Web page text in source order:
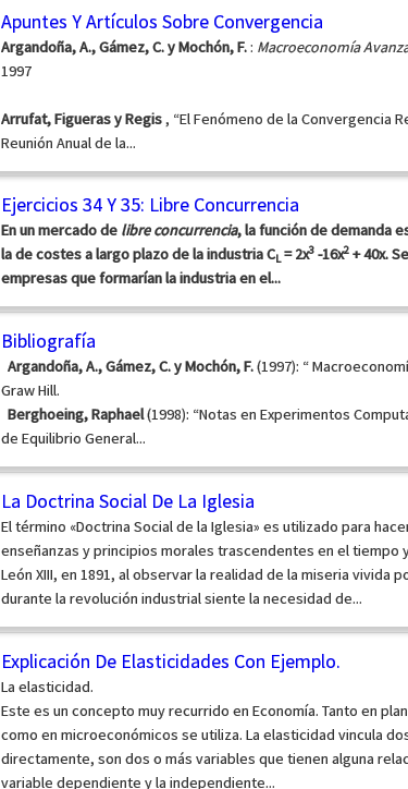
Apuntes Y Artículos Sobre Convergencia
Argandoña, A., Gámez, C. y Mochón, F.: Macroeconomía
1997
Arrufat, Figueras y Regis, “El Fenómeno de la Convergencia
Reunión Anual de la...
Ejercicios 34 Y 35: Libre Concurrencia
En un mercado de libre concurrencia, la función de demanda
la de costes a largo plazo de la industria CL = 2x3-16x2+ 40x.
empresas que formarían la industria en el...
Bibliografía
Argandoña, A., Gámez, C. y Mochón, F.(1997): “
Graw Hill.
Berghoeing, Raphael(1998): “Notas en Experimentos
de Equilibrio General...
La Doctrina Social De La Iglesia
El término «Doctrina Social de la Iglesia» es utilizado para
enseñanzas y principios morales trascendentes en el tiempo
León XIII, en 1891, al observar la realidad de la miseria vivida
durante la revolución industrial siente la necesidad de...
Explicación De Elasticidades Con Ejemplo.
La elasticidad.
Este es un concepto muy recurrido en Economía. Tanto en
como en microeconómicos se utiliza. La elasticidad vincula
directamente, son dos o más variables que tienen alguna
variable dependiente y la independiente...